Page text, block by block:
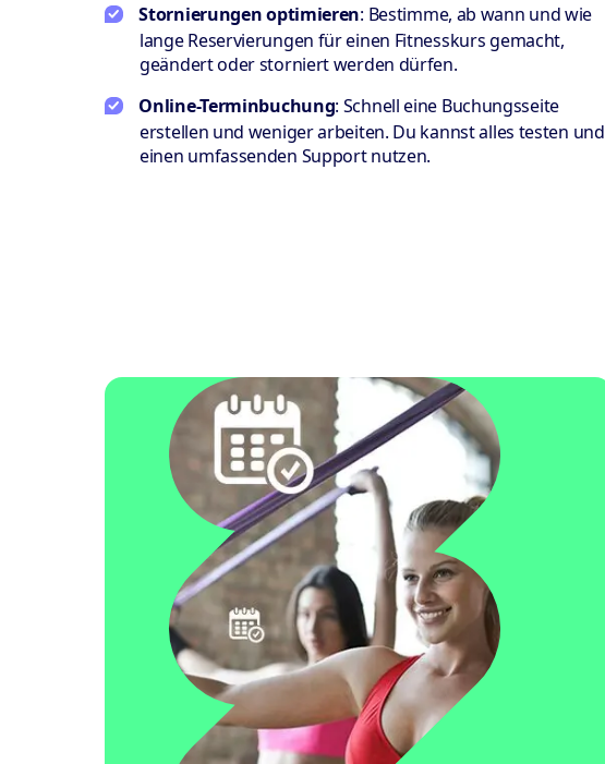
Stornierungen optimieren: Bestimme, ab wann und wie
lange Reservierungen für einen Fitnesskurs gemacht,
geändert oder storniert werden dürfen.
Online-Terminbuchung: Schnell eine Buchungsseite
erstellen und weniger arbeiten. Du kannst alles testen und
einen umfassenden Support nutzen.